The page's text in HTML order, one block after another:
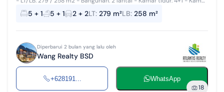
mandi: 4+1 - Hadap: Timur - Sertifikat: Hak Guna Bangunan - Garasi:
2 mobil ...
5 + 1 5 + 1 2 + 2LT: 279 m²LB: 258 m²
Diperbarui 2 bulan yang lalu oleh
Wang Realty BSD
+628191... WhatsApp
18